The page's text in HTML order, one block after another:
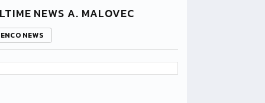
NEWS A. MALOVEC
NEWS